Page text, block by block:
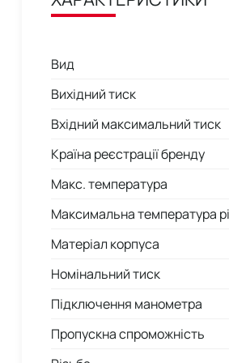
Вид
Вихідний тиск
Вхідний максимальний тиск
Країна реєстрації бренду
Макс. температура
Максимальна температура
Матеріал корпуса
Номінальний тиск
Підключення манометра
Пропускна спроможність